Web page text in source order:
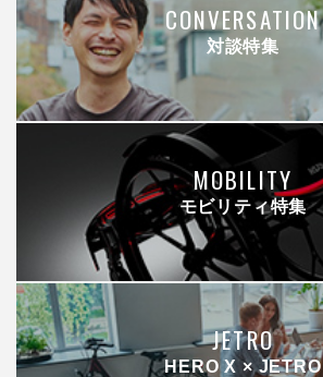
CONVERSATION
対談特集
MOBILITY
モビリティ特集
JETRO
HERO X × JETRO